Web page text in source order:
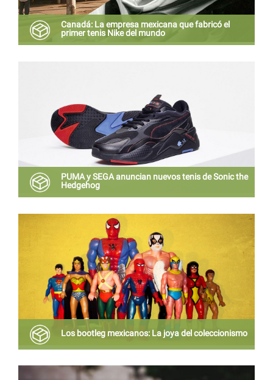
Canadá: La empresa mexicana que fabricó el
primer tenis Nike del mundo
PUMA y SEGA anuncian nuevos tenis de Sonic the
Hedgehog
sneakers se inspiran en los 90’s, pues tanto la línea
RS como Sonic fueron inventados en esa década.
Los bootleg mexicanos: La joya del coleccionismo
fondo sabes que son juguetes de mercado.